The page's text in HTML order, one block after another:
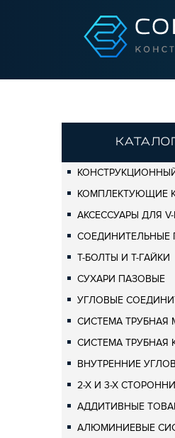
КОМПЛЕКТУЮЩИЕ
АКСЕССУАРЫ ДЛЯ
СОЕДИНИТЕЛЬНЫЕ
Т-БОЛТЫ И Т-ГАЙКИ
СУХАРИ ПАЗОВЫЕ
УГЛОВЫЕ
СИСТЕМА ТРУБНАЯ
СИСТЕМА ТРУБНАЯ
ВНУТРЕННИЕ
2-Х И 3-Х
АДДИТИВНЫЕ
АЛЮМИНИЕВЫЕ